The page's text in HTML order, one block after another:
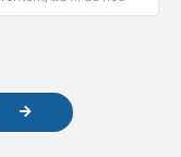
liens utiles vers nos